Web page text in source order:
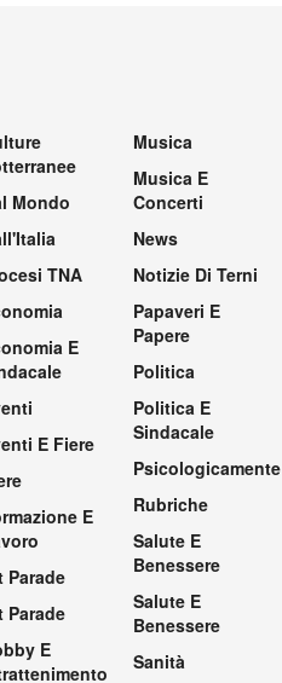
Mondo
TNA
E
E Fiere
E
Parade
Parade
E
Musica
Musica E
Concerti
News
Notizie Di Terni
Papaveri E
Papere
Politica
Politica E
Sindacale
Psicologicamente
Rubriche
Salute E
Benessere
Salute E
Benessere
Sanità